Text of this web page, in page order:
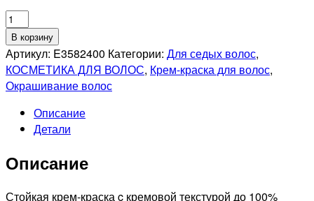
Количество
товара
MATRIX
PROFESSIONAL
510NA
PRE-
BONDED
КРАСКА
СЕДЫХ
В корзину
Артикул: E3582400 Категории: Для седых волос,
КОСМЕТИКА ДЛЯ ВОЛОС, Крем-краска для волос,
Окрашивание волос
Описание
Детали
Описание
Стойкая крем-краска c кремовой текстурой до 100%